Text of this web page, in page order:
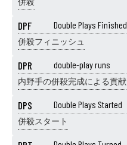
DPF Double Plays Finished
併殺フィニッシュ
DPR double-play runs
内野手の併殺完成による貢献
DPS Double Plays Started
併殺スタート